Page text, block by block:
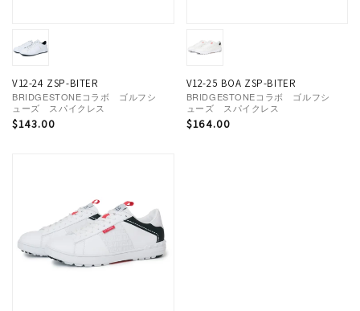
V12-24 ZSP-BITER
BRIDGESTONEコラボ ゴルフシ
ューズ スパイクレス
通
$143.00
V12-25 BOA ZSP-BITER
BRIDGESTONEコラボ ゴルフシ
ューズ スパイクレス
通
$164.00